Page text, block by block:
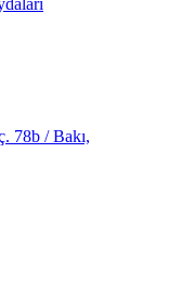
78b / Bakı,